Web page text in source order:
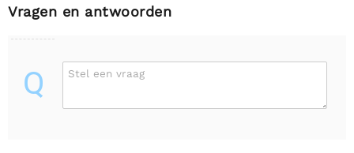
Vragen en antwoorden
Q Stel een vraag